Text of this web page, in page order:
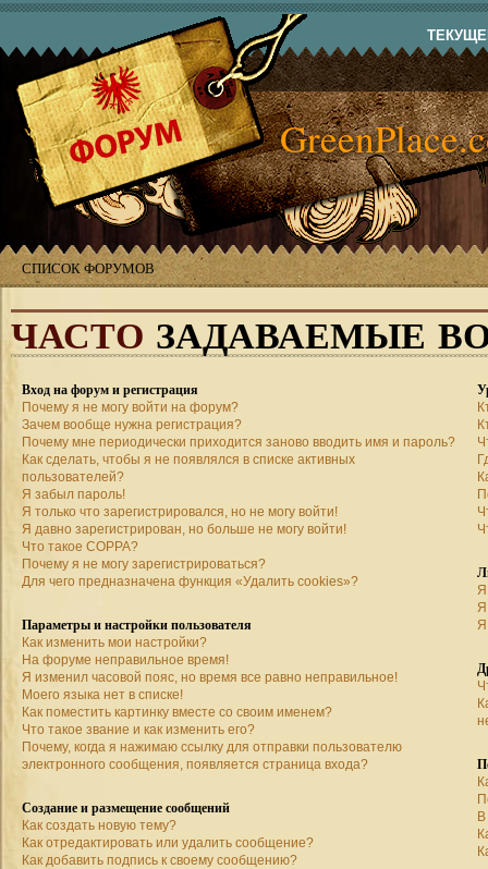
СПИСОК ФОРУМОВ
ЧАСТО ЗАДАВАЕМЫЕ
Вход на форум и регистрация
Почему я не могу войти на форум?
Зачем вообще нужна регистрация?
Почему мне периодически приходится заново вводить имя и пароль?
Как сделать, чтобы я не появлялся в списке активных
пользователей?
Я забыл пароль!
Я только что зарегистрировался, но не могу войти!
Я давно зарегистрирован, но больше не могу войти!
Что такое COPPA?
Почему я не могу зарегистрироваться?
Для чего предназначена функция «Удалить cookies»?
Параметры и настройки пользователя
Как изменить мои настройки?
На форуме неправильное время!
Я изменил часовой пояс, но время все равно неправильное!
Моего языка нет в списке!
Как поместить картинку вместе со своим именем?
Что такое звание и как изменить его?
Почему, когда я нажимаю ссылку для отправки пользователю
электронного сообщения, появляется страница входа?
Создание и размещение сообщений
Как создать новую тему?
Как отредактировать или удалить сообщение?
Как добавить подпись к своему сообщению?
Я
Я
Я